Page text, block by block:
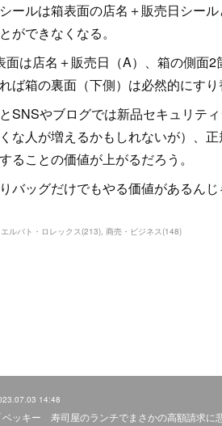
ールは箱表面の店名＋販売日シー
ができなくなる。
は店名＋販売日（A）、箱の側面2
ば箱の裏面（下側）は必然的にすり
SNSやブログでは新品セキュリテ
な人が増えるかもしれないが）、
ることの価値が上がるだろう。
バッグだけでもやる価値があるんじ
ルパト・ロレックス(213) 商売・ビジネス(148)
14:48
ベッキー 寿司屋のランチでまさかの高額請求に